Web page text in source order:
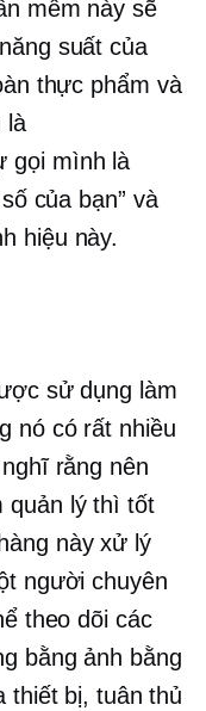
mềm này sẽ
suất của
thực phẩm và
là
gọi mình là
của bạn” và
hiệu này.
sử dụng làm
nó có rất nhiều
rằng nên
quản lý thì tốt
này xử lý
người chuyên
theo dõi các
bằng ảnh bằng
thiết bị, tuân thủ